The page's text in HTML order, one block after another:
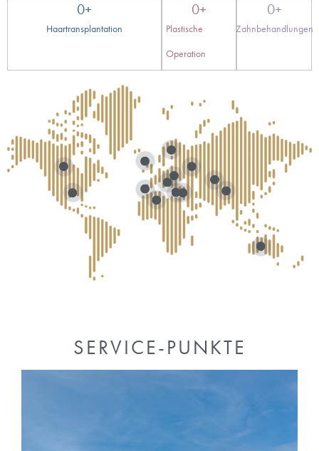
Haartransplantation
0+
Plastische
Operation
0+
Zahnbehandlungen
0+
SERVICE-PUNKTE